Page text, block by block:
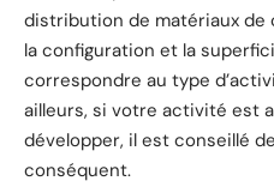
distribution de matériaux de
la configuration et la
correspondre au type
ailleurs, si votre activité est
développer, il est conseillé
conséquent.